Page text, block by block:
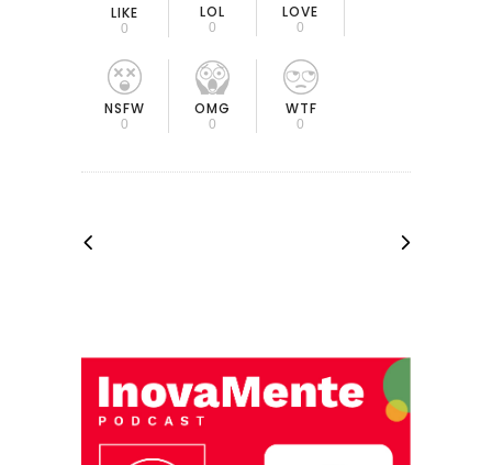
LIKE
0
LOL
0
LOVE
0
NSFW
0
OMG
0
WTF
0